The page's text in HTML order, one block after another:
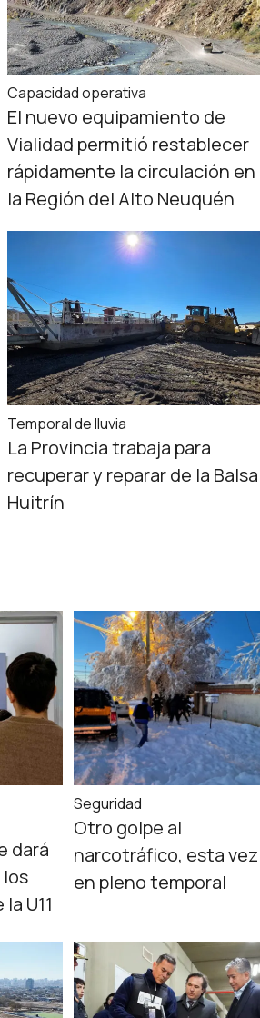
Capacidad operativa
El nuevo equipamiento de
Vialidad permitió restablecer
rápidamente la circulación en
la Región del Alto Neuquén
Temporal de lluvia
La Provincia trabaja para
recuperar y reparar de la Balsa
Huitrín
dará
los
U11
Seguridad
Otro golpe al
narcotráfico, esta vez
en pleno temporal